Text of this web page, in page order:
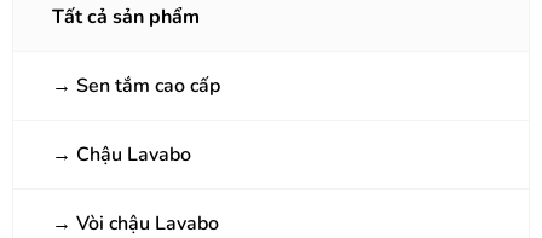
Tất cả sản phẩm
→ Sen tắm cao cấp
→ Chậu Lavabo
→ Vòi chậu Lavabo